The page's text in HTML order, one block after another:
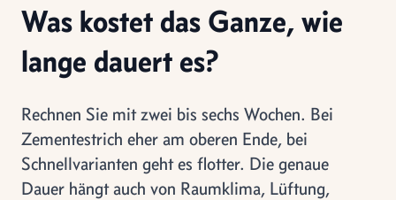
Was kostet das Ganze, wie
lange dauert es?
Rechnen Sie mit zwei bis sechs Wochen. Bei
Zementestrich eher am oberen Ende, bei
Schnellvarianten geht es flotter. Die genaue
Dauer hängt auch von Raumklima, Lüftung,